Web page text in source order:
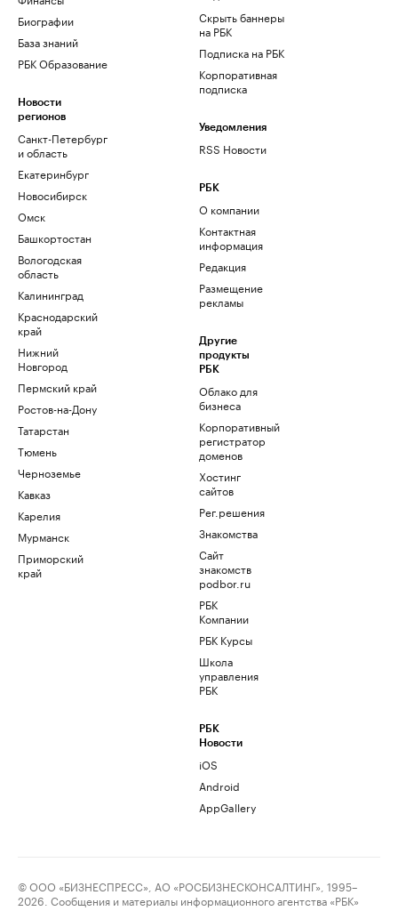
Биографии
База знаний
РБК Образование
Новости
регионов
Санкт-Петербург
и область
Екатеринбург
Новосибирск
Омск
Башкортостан
Вологодская
область
Калининград
Краснодарский
край
Нижний
Новгород
Пермский край
Ростов-на-Дону
Татарстан
Тюмень
Черноземье
Кавказ
Карелия
Мурманск
Приморский
край
Скрыть баннеры
на РБК
Подписка на РБК
Корпоративная
подписка
Уведомления
RSS Новости
РБК
О компании
Контактная
информация
Редакция
Размещение
рекламы
Другие
продукты
РБК
Облако для
бизнеса
Корпоративный
регистратор
доменов
Хостинг
сайтов
Рег.решения
Знакомства
Сайт
знакомств
podbor.ru
РБК
Компании
РБК Курсы
Школа
управления
РБК
РБК
Новости
iOS
Android
AppGallery
© ООО «БИЗНЕСПРЕСС», АО «РОСБИЗНЕСКОНСАЛТИНГ», 1995–
2026. Сообщения и материалы информационного агентства «РБК»